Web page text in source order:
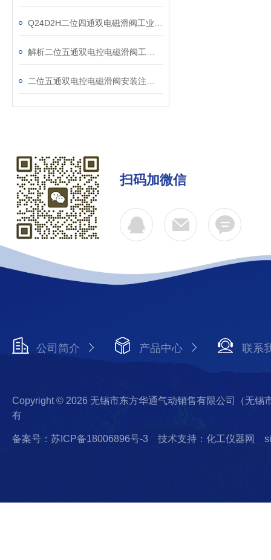
扫码加微信
公司简介 产品中心 联系
Copyright © 2026 无锡市东方华通气动销售有限公司（无锡
有
备案号：苏ICP备18006896号-3 技术支持：化工仪器网